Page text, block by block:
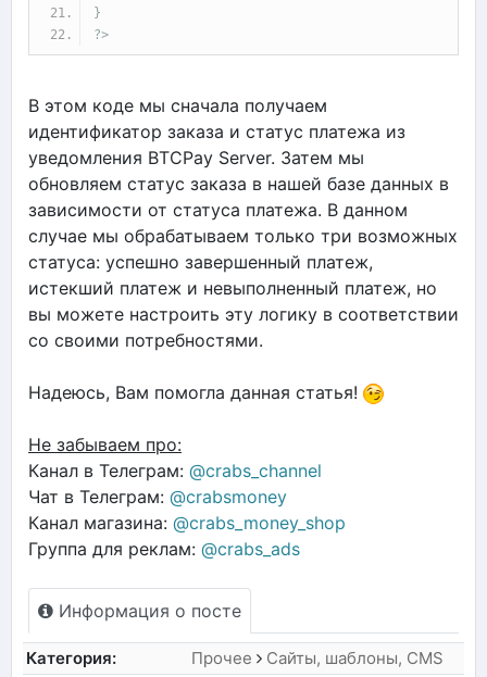
}
?>
В этом коде мы сначала получаем
идентификатор заказа и статус платежа из
уведомления BTCPay Server. Затем мы
обновляем статус заказа в нашей базе данных в
зависимости от статуса платежа. В данном
случае мы обрабатываем только три возможных
статуса: успешно завершенный платеж,
истекший платеж и невыполненный платеж, но
вы можете настроить эту логику в соответствии
со своими потребностями.
Надеюсь, Вам помогла данная статья!
Не забываем про:
Канал в Телеграм: @crabs_channel
Чат в Телеграм: @crabsmoney
Канал магазина: @crabs_money_shop
Группа для реклам: @crabs_ads
Информация о посте
Категория: Прочее
Сайты, шаблоны, CMS